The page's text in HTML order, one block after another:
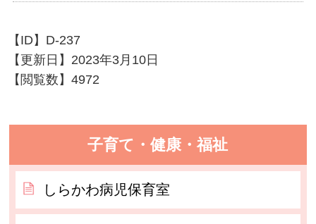
【ID】 D-237
【更新日】 2023年3月10日
【閲覧数】4972
子育て・健康・福祉
しらかわ病児保育室